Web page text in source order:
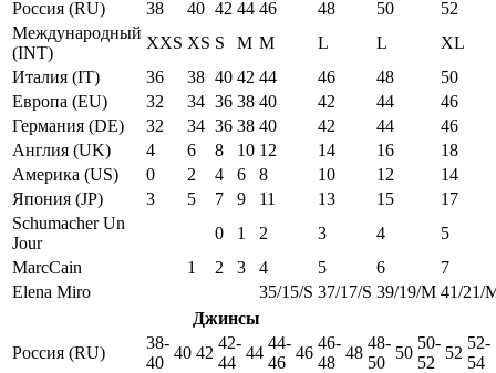
Россия (RU)
38 40 42 44 46 48 50
52
Международный
(INT)
XXS XS S M M L L
XL
Италия (IT)
36 38 40 42 44 46 48
50
Европа (EU)
32 34 36 38 40 42 44
46
Германия (DE)
32 34 36 38 40 42 44
46
Англия (UK)
4 6 8 10 12 14 16
18
Америка (US)
0 2 4 6 8 10 12
14
Япония (JP)
3 5 7 9 11 13 15
17
Schumacher Un
Jour
0 1 2 3 4
5
MarcCain
1 2 3 4 5 6
7
Elena Miro
35/15/S 37/17/S 39/19/M 41/21/
Джинсы
Россия (RU)
38-
40
40 42
42-
44
44
44-
46
46
46-
48
48
48-
50
50
50-
52
52
52-
54